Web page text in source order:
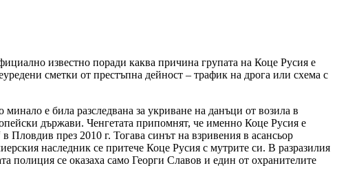
известно поради каква причина групата на Коце Русия е
сметки от престъпна дейност – трафик на дрога или схема с
е била разследвана за укриване на данъци от возила в
държави. Ченгетата припомнят, че именно Коце Русия е
Пловдив през 2010 г. Тогава синът на взривения в асансьор
наследник се притече Коце Русия с мутрите си. В разразилия
полиция се оказаха само Георги Славов и един от охранителите